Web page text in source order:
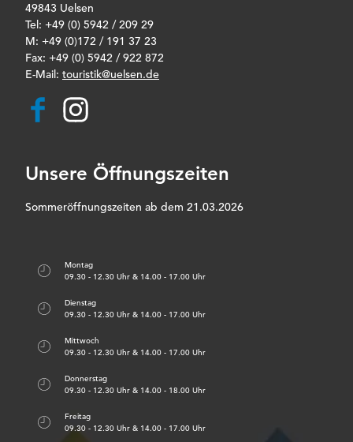
49843 Uelsen
Tel: +49 (0) 5942 / 209 29
M: +49 (0)172 / 191 37 23
Fax: +49 (0) 5942 / 922 872
E-Mail: touristik@uelsen.de
F
o
k
I
n
g
a
Unsere Öffnungszeiten
Sommeröffnungszeiten ab dem 21.03.2026
Montag
09.30 - 12.30 Uhr & 14.00 - 17.00 Uhr
Dienstag
09.30 - 12.30 Uhr & 14.00 - 17.00 Uhr
Mittwoch
09.30 - 12.30 Uhr & 14.00 - 17.00 Uhr
Donnerstag
09.30 - 12.30 Uhr & 14.00 - 18.00 Uhr
Freitag
09.30 - 12.30 Uhr & 14.00 - 17.00 Uhr